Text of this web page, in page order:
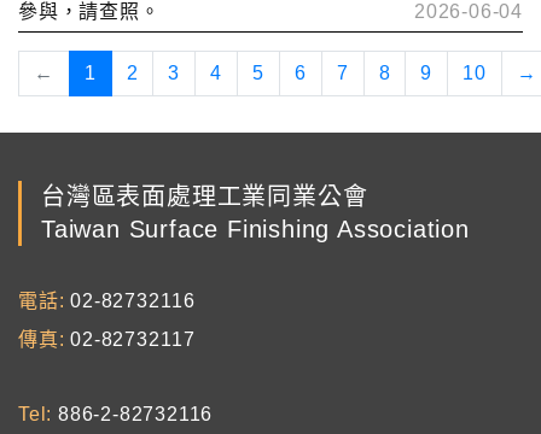
參與，請查照。
2026-06-04
← 1 2 3 4 5 6 7 8 9 10 →
台灣區表面處理工業同業公會
Taiwan Surface Finishing Association
電話
02-82732116
傳真
02-82732117
Tel
886-2-82732116